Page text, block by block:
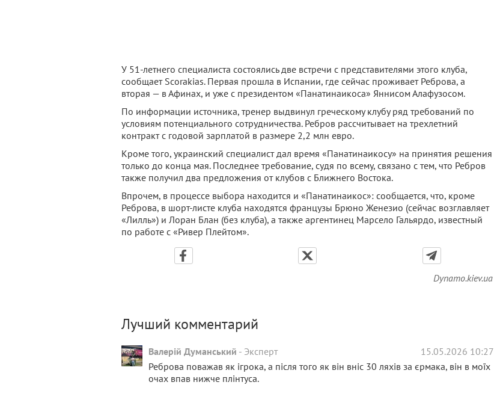
У 51-летнего специалиста состоялись две встречи с представителями этого клуба,
сообщает Scorakias. Первая прошла в Испании, где сейчас проживает Реброва, а
вторая — в Афинах, и уже с президентом «Панатинаикоса» Яннисом Алафузосом.
По информации источника, тренер выдвинул греческому клубу ряд требований по
условиям потенциального сотрудничества. Ребров рассчитывает на трехлетний
контракт с годовой зарплатой в размере 2,2 млн евро.
Кроме того, украинский специалист дал время «Панатинаикосу» на принятия решения
только до конца мая. Последнее требование, судя по всему, связано с тем, что Ребров
также получил два предложения от клубов с Ближнего Востока.
Впрочем, в процессе выбора находится и «Панатинаикос»: сообщается, что, кроме
Реброва, в шорт-листе клуба находятся французы Брюно Женезио (сейчас возглавляет
«Лилль») и Лоран Блан (без клуба), а также аргентинец Марсело Гальярдо, известный
по работе с «Ривер Плейтом».
Dynamo.kiev.ua
Лучший комментарий
Валерій Думанський - Эксперт
15.05.2026 10:27
Реброва поважав як ігрока, а після того як він вніс 30 ляхів за єрмака, він в моїх
очах впав нижче плінтуса.